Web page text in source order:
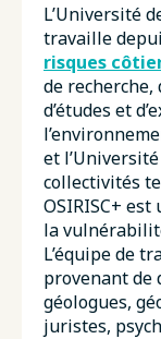
L’Université
travaille
risques
de recherche,
d’études et
et
collectivités
OSIRISC+
la
L’équipe de
provenant de
géologues,
juristes,